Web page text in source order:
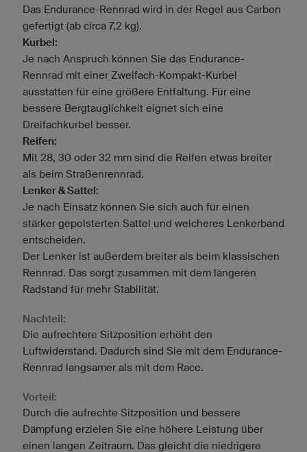
Das Endurance-Rennrad wird in der Regel aus Carbon
gefertigt (ab circa 7,2 kg).
Kurbel:
Je nach Anspruch können Sie das Endurance-
Rennrad mit einer Zweifach-Kompakt-Kurbel
ausstatten für eine größere Entfaltung. Für eine
bessere Bergtauglichkeit eignet sich eine
Dreifachkurbel besser.
Reifen:
Mit 28, 30 oder 32 mm sind die Reifen etwas breiter
als beim Straßenrennrad.
Lenker & Sattel:
Je nach Einsatz können Sie sich auch für einen
stärker gepolsterten Sattel und weicheres Lenkerband
entscheiden.
Der Lenker ist außerdem breiter als beim klassischen
Rennrad. Das sorgt zusammen mit dem längeren
Radstand für mehr Stabilität.
Nachteil:
Die aufrechtere Sitzposition erhöht den
Luftwiderstand. Dadurch sind Sie mit dem Endurance-
Rennrad langsamer als mit dem Race.
Vorteil:
Durch die aufrechte Sitzposition und bessere
Dämpfung erzielen Sie eine höhere Leistung über
einen langen Zeitraum. Das gleicht die niedrigere